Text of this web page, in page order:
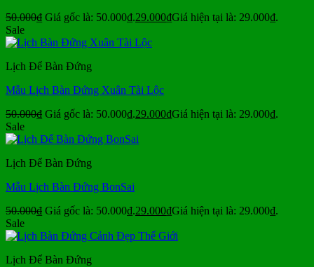
50.000₫ Giá gốc là: 50.000₫.29.000₫Giá hiện tại là: 29.000₫.
Sale
Lịch Để Bàn Đứng
Mẫu Lịch Bàn Đứng Xuân Tài Lộc
50.000₫ Giá gốc là: 50.000₫.29.000₫Giá hiện tại là: 29.000₫.
Sale
Lịch Để Bàn Đứng
Mẫu Lịch Bàn Đứng BonSai
50.000₫ Giá gốc là: 50.000₫.29.000₫Giá hiện tại là: 29.000₫.
Sale
Lịch Để Bàn Đứng